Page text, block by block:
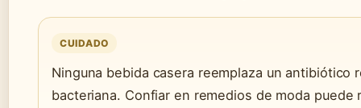
CUIDADO
Ninguna bebida casera reemplaza un antibiótico
bacteriana. Confiar en remedios de moda puede